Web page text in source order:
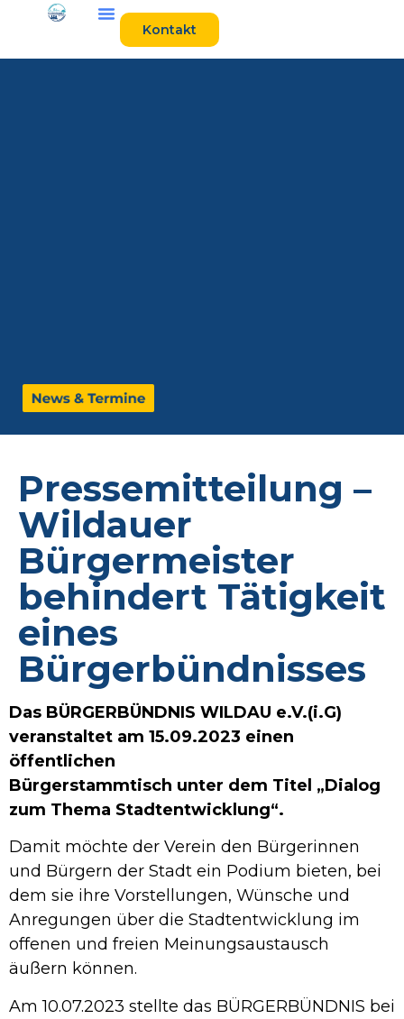
Kontakt
Pressemitteilung –
Wildauer
Bürgermeister
behindert Tätigkeit
eines
Bürgerbündnisses
Das BÜRGERBÜNDNIS WILDAU e.V.(i.G)
veranstaltet am 15.09.2023 einen
öffentlichen
Bürgerstammtisch unter dem Titel „Dialog
zum Thema Stadtentwicklung“.
Damit möchte der Verein den Bürgerinnen
und Bürgern der Stadt ein Podium bieten, bei
dem sie ihre Vorstellungen, Wünsche und
Anregungen über die Stadtentwicklung im
offenen und freien Meinungsaustausch
äußern können.
Am 10.07.2023 stellte das BÜRGERBÜNDNIS bei